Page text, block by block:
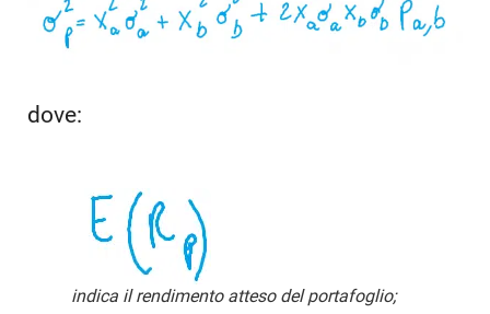
dove:
indica il rendimento atteso del portafoglio;